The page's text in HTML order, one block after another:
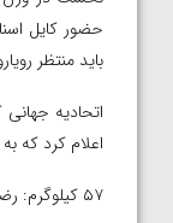
حضور کایل
باید منتظر
اتحادیه
اعلام کرد که
۵٧ کیلوگرم: رضا مومنی